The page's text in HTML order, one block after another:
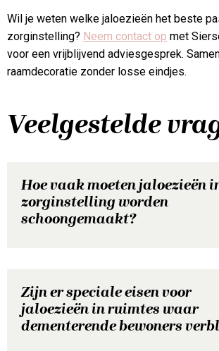
Wil je weten welke jaloezieën het beste
zorginstelling? Neem contact op met
voor een vrijblijvend adviesgesprek.
raamdecoratie zonder losse eindjes.
Veelgestelde
Hoe vaak moeten jaloezieën
zorginstelling worden
schoongemaakt?
Zijn er speciale eisen voor
jaloezieën in ruimtes waar
dementerende bewoners